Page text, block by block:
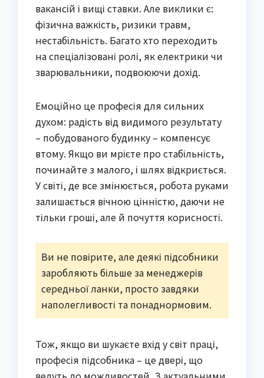
вакансій і вищі ставки. Але виклики є:
фізична важкість, ризики травм,
нестабільність. Багато хто переходить
на спеціалізовані ролі, як електрики чи
зварювальники, подвоюючи дохід.
Емоційно це професія для сильних
духом: радість від видимого результату
– побудованого будинку – компенсує
втому. Якщо ви мрієте про стабільність,
починайте з малого, і шлях відкриється.
У світі, де все змінюється, робота руками
залишається вічною цінністю, даючи не
тільки гроші, але й почуття корисності.
Ви не повірите, але деякі підсобники
заробляють більше за менеджерів
середньої ланки, просто завдяки
наполегливості та понаднормовим.
Тож, якщо ви шукаєте вхід у світ праці,
професія підсобника – це двері, що